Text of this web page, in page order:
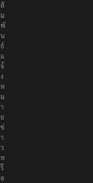
สั
ม
พั
น
ธ์
แ
จ้
ง
ห
ม
า
ย
ข่
า
ว
ห
รื
อ